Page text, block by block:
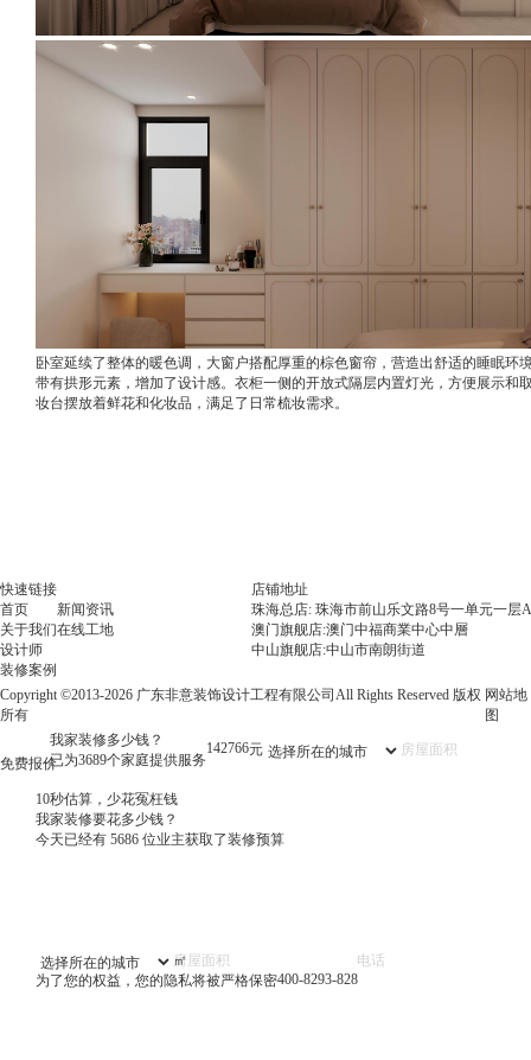
卧室延续了整体的暖色调，大窗户搭配厚重的棕色窗帘，营造出舒适的睡眠环
带有拱形元素，增加了设计感。衣柜一侧的开放式隔层内置灯光，方便展示和
妆台摆放着鲜花和化妆品，满足了日常梳妆需求。
快速链接
首页
关于我们
设计师
装修案例
新闻资讯
在线工地
店铺地址
珠海总店: 珠海市前山乐文路8号一单元一层
澳门旗舰店:澳门中福商業中心中層
中山旗舰店:中山市南朗街道
Copyright ©2013-2026 广东非意装饰设计工程有限公司All Rights Reserved 版权
所有
网站地
图
免费报价
我家装修多少钱？
已为3689个家庭提供服务
143301元
10秒估算，少花冤枉钱
我家装修要花多少钱？
今天已经有 5686 位业主获取了装修预算
㎡
为了您的权益，您的隐私将被严格保密400-8293-828